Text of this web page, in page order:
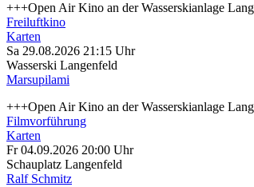
+++Open Air Kino an der Wasserskianlage
Freiluftkino
Karten
Sa 29.08.2026 21:15 Uhr
Wasserski Langenfeld
Marsupilami
+++Open Air Kino an der Wasserskianlage
Filmvorführung
Karten
Fr 04.09.2026 20:00 Uhr
Schauplatz Langenfeld
Ralf Schmitz